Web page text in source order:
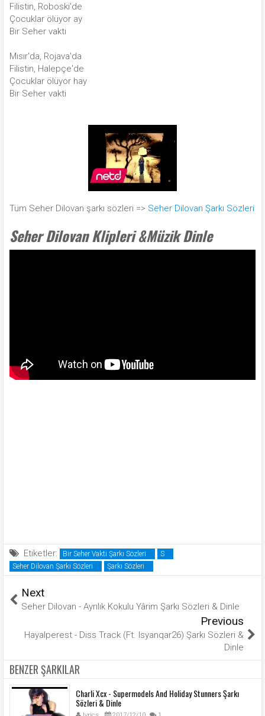
Filistin, Roboski'de
Çocuklar ölüyor ay
Bir Seher vakti
Mısır'da, Rojava'da
Filistin, Halepçe'de
Çocuklar ölüyor hay
Bir Seher vakti
Tüm Seher Dilovan şarkı sözleri => Seher Dilovan Şarkı Sözleri
Seher Dilovan Klipleri &Müzik Dinle
Etiketler: Bir Seher Vakti Şarkı Sözleri
S
Seher Dilovan Şarkı Sözleri
Şarkı Sözleri
Next
Seher Dilovan - Ayrılık Kokulu Yârim Şarkı Sözleri & Dinle
Previous
Hayalperest - Diss Track (Ft. Isyanqar26) Şarkı Sözleri &
Dinle
BENZER ŞARKILAR
Charli Xcx - Supermodels And Holiday Stunners Şarkı
Sözleri & Dinle